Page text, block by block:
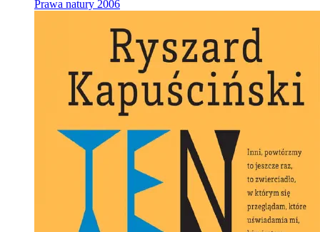
Prawa natury 2006